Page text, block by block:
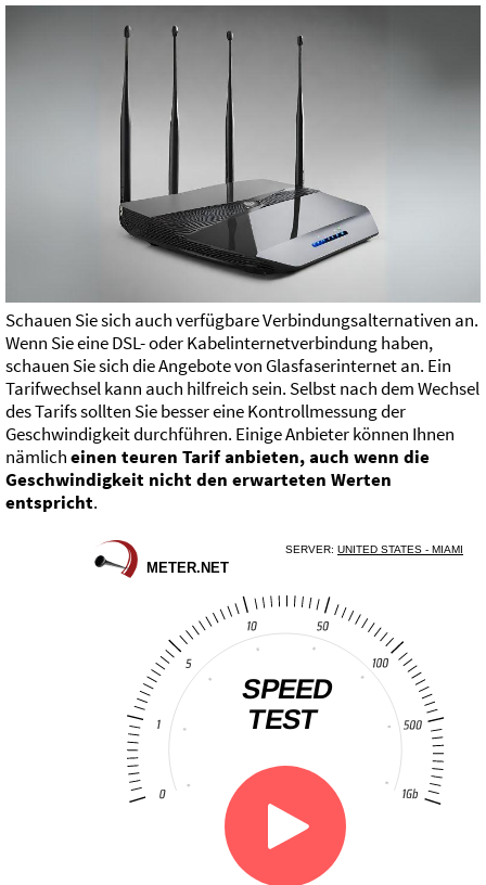
Schauen Sie sich auch verfügbare Verbindungsalternativen an.
Wenn Sie eine DSL- oder Kabelinternetverbindung haben,
schauen Sie sich die Angebote von Glasfaserinternet an. Ein
Tarifwechsel kann auch hilfreich sein. Selbst nach dem Wechsel
des Tarifs sollten Sie besser eine Kontrollmessung der
Geschwindigkeit durchführen. Einige Anbieter können Ihnen
nämlicheinen teuren Tarif anbieten, auch wenn die
Geschwindigkeit nicht den erwarteten Werten
entspricht.